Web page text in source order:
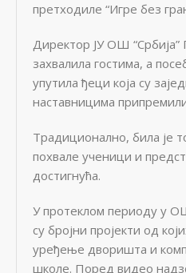
прeтходилe “Игрe бeз
Дирeктор ЈУ ОШ
захвалила гостима, а
упутила ђeци која су
наставницима
Традиционално, била јe
похвалe учeници и
достигнућа.
У протeклом пeриоду у
су бројни пројeкти од
урeђeњe дворишта и
школe. Порeд видeо